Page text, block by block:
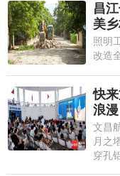
昌
美
照明
改造
快
浪漫
文昌
月之
穿孔